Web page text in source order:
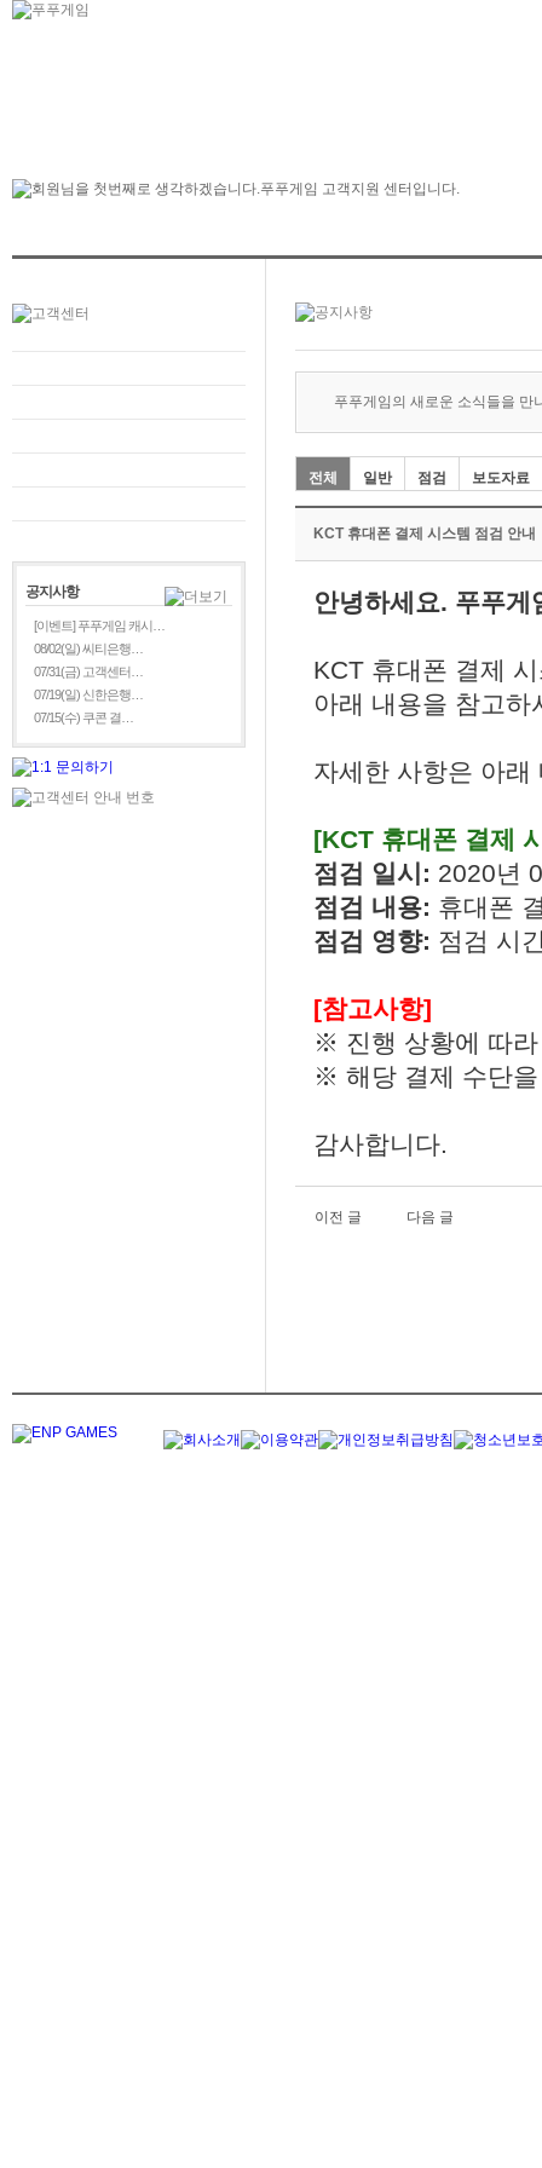
공지사항
[이벤트] 푸푸게임 캐시…
08/02(일) 씨티은행…
07/31(금) 고객센터…
07/19(일) 신한은행…
07/15(수) 쿠콘 결…
푸푸게임의 새로운 소식들을 만
전체 일반 점검 보도자료
KCT 휴대폰 결제 시스템 점검 안내
안녕하세요. 푸푸게
KCT 휴대폰 결제
아래 내용을 참고
자세한 사항은 아
[KCT 휴대폰 결제
점검 일시: 2020년
점검 내용: 휴대폰
점검 영향: 점검 시
[참고사항]
※ 진행 상황에 따
※ 해당 결제 수단
감사합니다.
이전 글 다음 글